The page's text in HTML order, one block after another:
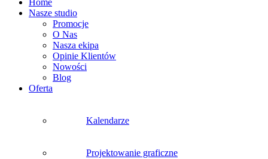
Home
Nasze studio
Promocje
O Nas
Nasza ekipa
Opinie Klientów
Nowości
Blog
Oferta
Kalendarze
Projektowanie graficzne